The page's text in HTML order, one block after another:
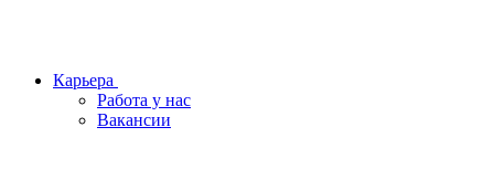
Карьера
Работа у нас
Вакансии